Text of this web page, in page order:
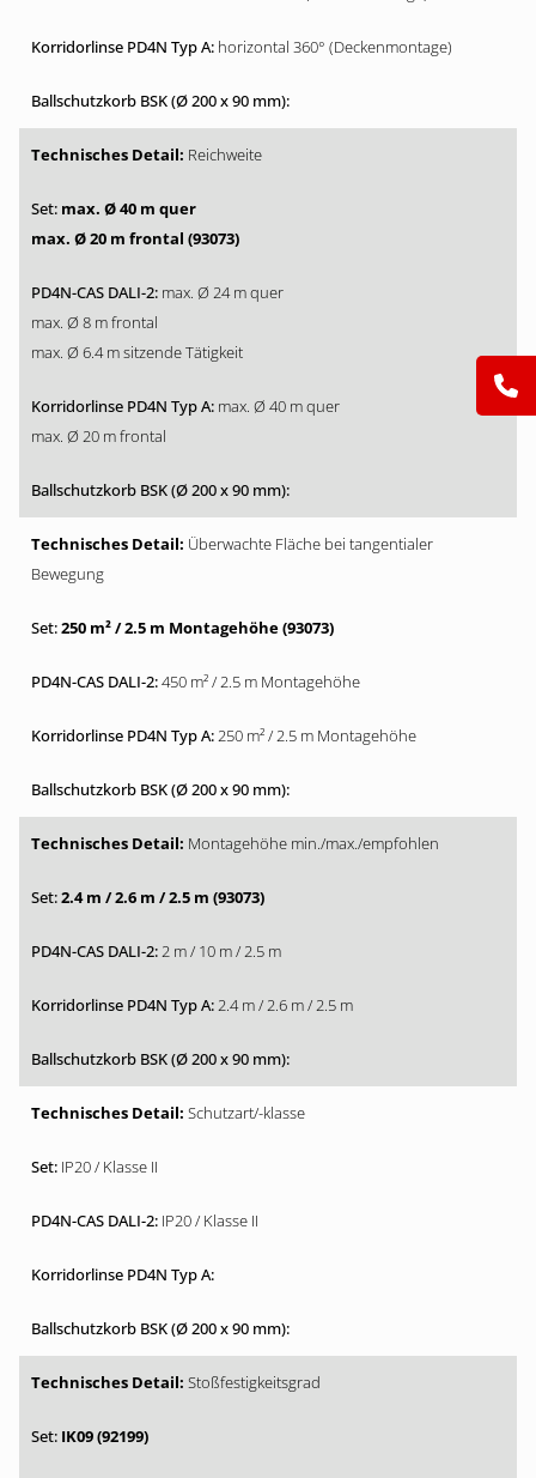
horizontal 360° (Deckenmontage)
Reichweite
max. Ø 40 m quer
max. Ø 20 m frontal (93073)
max. Ø 24 m quer
max. Ø 8 m frontal
max. Ø 6.4 m sitzende Tätigkeit
max. Ø 40 m quer
max. Ø 20 m frontal
Überwachte Fläche bei tangentialer
Bewegung
250 m² / 2.5 m Montagehöhe (93073)
450 m² / 2.5 m Montagehöhe
250 m² / 2.5 m Montagehöhe
Montagehöhe min./max./empfohlen
2.4 m / 2.6 m / 2.5 m (93073)
2 m / 10 m / 2.5 m
2.4 m / 2.6 m / 2.5 m
Schutzart/-klasse
IP20 / Klasse II
IP20 / Klasse II
Stoßfestigkeitsgrad
IK09 (92199)